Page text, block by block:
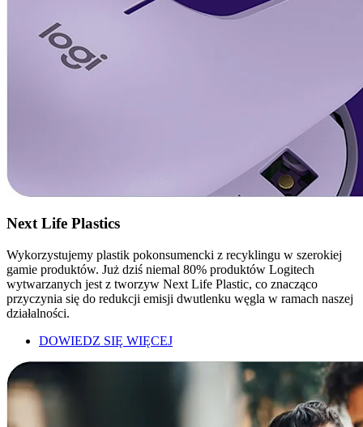
Next Life Plastics
Wykorzystujemy plastik pokonsumencki z recyklingu w szerokiej
gamie produktów. Już dziś niemal 80% produktów Logitech
wytwarzanych jest z tworzyw Next Life Plastic, co znacząco
przyczynia się do redukcji emisji dwutlenku węgla w ramach naszej
działalności.
DOWIEDZ SIĘ WIĘCEJ